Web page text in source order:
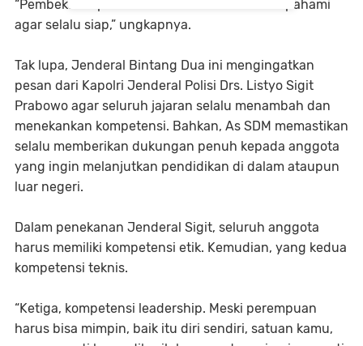
“Pembekalan pemilu ini temen-teman harus pahami
agar selalu siap,” ungkapnya.
Tak lupa, Jenderal Bintang Dua ini mengingatkan
pesan dari Kapolri Jenderal Polisi Drs. Listyo Sigit
Prabowo agar seluruh jajaran selalu menambah dan
menekankan kompetensi. Bahkan, As SDM memastikan
selalu memberikan dukungan penuh kepada anggota
yang ingin melanjutkan pendidikan di dalam ataupun
luar negeri.
Dalam penekanan Jenderal Sigit, seluruh anggota
harus memiliki kompetensi etik. Kemudian, yang kedua
kompetensi teknis.
“Ketiga, kompetensi leadership. Meski perempuan
harus bisa mimpin, baik itu diri sendiri, satuan kamu,